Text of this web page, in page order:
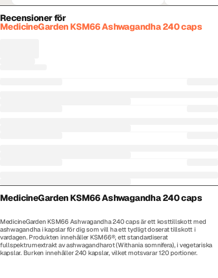
Recensioner för
MedicineGarden KSM66 Ashwagandha 240 caps
MedicineGarden KSM66 Ashwagandha 240 caps
MedicineGarden KSM66 Ashwagandha 240 caps är ett kosttillskott med
ashwagandha i kapslar för dig som vill ha ett tydligt doserat tillskott i
vardagen. Produkten innehåller KSM66®, ett standardiserat
fullspektrumextrakt av ashwagandharot (Withania somnifera), i vegetariska
kapslar. Burken innehåller 240 kapslar, vilket motsvarar 120 portioner.